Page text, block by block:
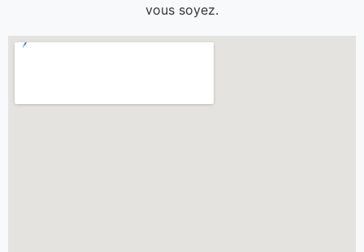
vous soyez.